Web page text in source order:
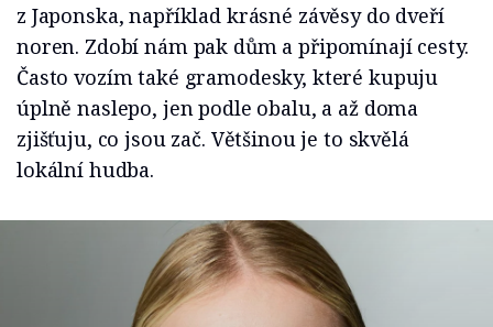
z Japonska, například krásné závěsy do dveří
noren. Zdobí nám pak dům a připomínají cesty.
Často vozím také gramodesky, které kupuju
úplně naslepo, jen podle obalu, a až doma
zjišťuju, co jsou zač. Většinou je to skvělá
lokální hudba.